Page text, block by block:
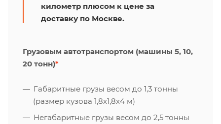
километр плюсом к цене за
доставку по Москве.
Грузовым автотранспортом (машины 5, 10,
20 тонн)*
Габаритные грузы весом до 1,3 тонны
(размер кузова 1,8х1,8х4 м)
Негабаритные грузы весом до 2,5 тонны